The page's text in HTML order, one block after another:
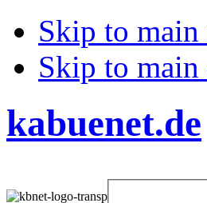
Skip to main
Skip to main
kabuenet.de